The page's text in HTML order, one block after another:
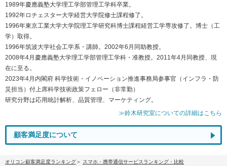
1989年慶應義塾大学理工学部管理工学科卒業。
1992年ロチェスター大学経営大学院修士課程修了。
1996年東京工業大学大学院理工学研究科博士課程経営工学専攻修了。博士（工
学）取得。
1996年筑波大学社会工学系・講師。2002年6月同助教授。
2008年4月慶應義塾大学理工学部管理工学科・准教授。2011年4月同教授、現
在に至る。
2023年4月内閣府 科学技術・イノベーション推進事務局参事官（インフラ・防
災担当）付上席科学技術政策フェロー（非常勤）
研究分野は応用統計解析、品質管理、マーケティング。
≫鈴木研究室についての詳細はこちら
顧客満足度について
オリコン顧客満足度ランキング
スマホ・携帯通信サービスランキング・比較